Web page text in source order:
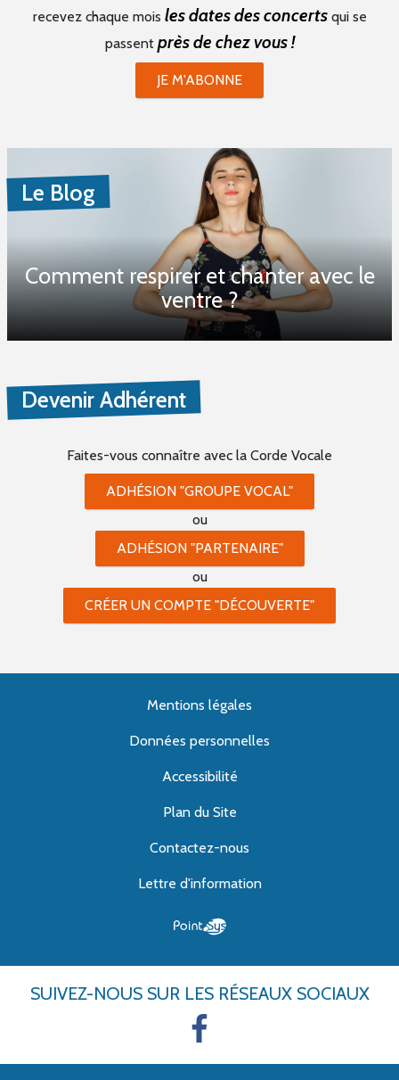
recevez chaque mois les dates des concertsqui se
passent près de chez vous !
JE M'ABONNE
Le Blog
Comment respirer et chanter avec le
ventre ?
Devenir Adhérent
Faites-vous connaître avec la Corde Vocale
ADHÉSION "GROUPE VOCAL"
ou
ADHÉSION "PARTENAIRE"
ou
CRÉER UN COMPTE "DÉCOUVERTE"
Mentions légales
Données personnelles
Accessibilité
Plan du Site
Contactez-nous
Lettre d'information
SUIVEZ-NOUS SUR LES RÉSEAUX SOCIAUX